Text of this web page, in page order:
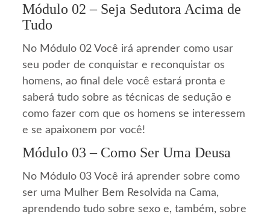
Módulo 02 – Seja Sedutora Acima de
Tudo
No Módulo 02 Você irá aprender como usar
seu poder de conquistar e reconquistar os
homens, ao final dele você estará pronta e
saberá tudo sobre as técnicas de sedução e
como fazer com que os homens se interessem
e se apaixonem por você!
Módulo 03 – Como Ser Uma Deusa
No Módulo 03 Você irá aprender sobre como
ser uma Mulher Bem Resolvida na Cama,
aprendendo tudo sobre sexo e, também, sobre